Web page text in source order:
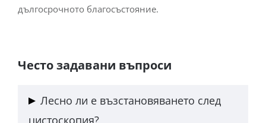
дългосрочното благосъстояние.
Често задавани въпроси
Лесно ли е възстановяването след
цистоскопия?